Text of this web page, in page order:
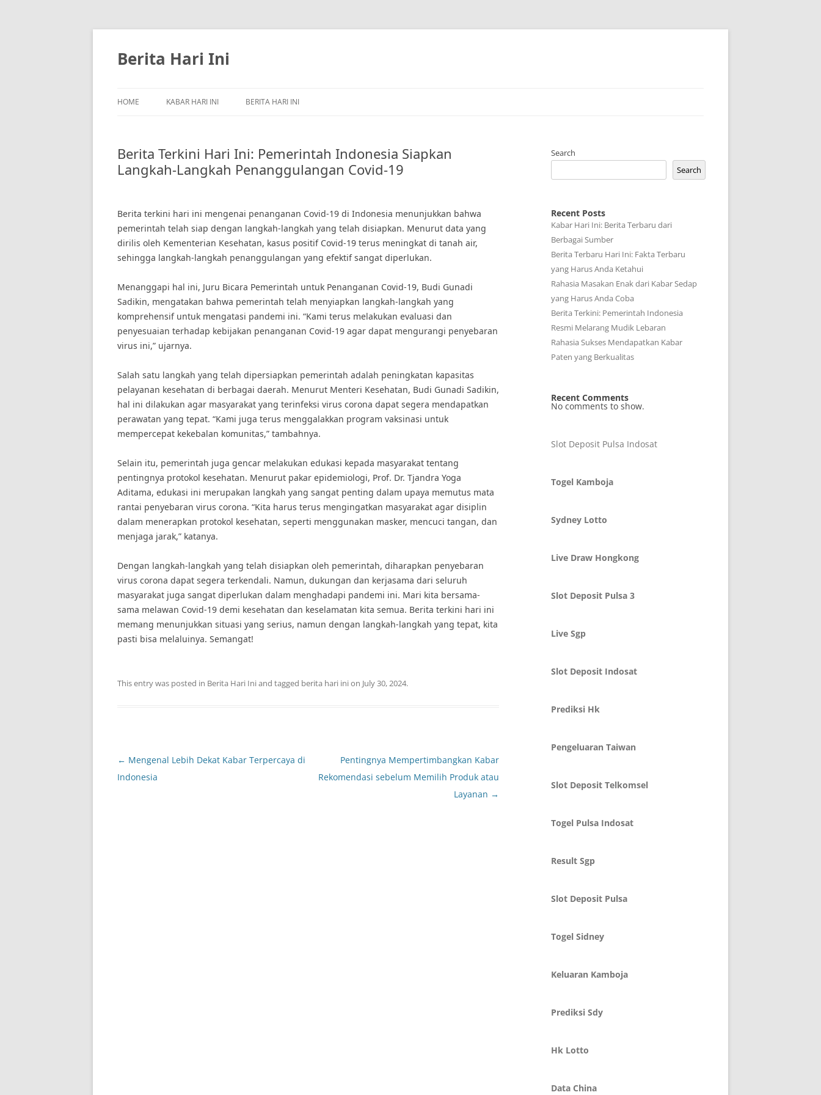
Skip
content
Berita Hari Ini
HOME KABAR HARI INI BERITA HARI INI
Berita Terkini Hari Ini: Pemerintah Indonesia Siapkan
Langkah-Langkah Penanggulangan Covid-19
Berita terkini hari ini mengenai penanganan Covid-19 di Indonesia menunjukkan bahwa
pemerintah telah siap dengan langkah-langkah yang telah disiapkan. Menurut data yang
dirilis oleh Kementerian Kesehatan, kasus positif Covid-19 terus meningkat di tanah air,
sehingga langkah-langkah penanggulangan yang efektif sangat diperlukan.
Menanggapi hal ini, Juru Bicara Pemerintah untuk Penanganan Covid-19, Budi Gunadi
Sadikin, mengatakan bahwa pemerintah telah menyiapkan langkah-langkah yang
komprehensif untuk mengatasi pandemi ini. “Kami terus melakukan evaluasi dan
penyesuaian terhadap kebijakan penanganan Covid-19 agar dapat mengurangi penyebaran
virus ini,” ujarnya.
Salah satu langkah yang telah dipersiapkan pemerintah adalah peningkatan kapasitas
pelayanan kesehatan di berbagai daerah. Menurut Menteri Kesehatan, Budi Gunadi Sadikin,
hal ini dilakukan agar masyarakat yang terinfeksi virus corona dapat segera mendapatkan
perawatan yang tepat. “Kami juga terus menggalakkan program vaksinasi untuk
mempercepat kekebalan komunitas,” tambahnya.
Selain itu, pemerintah juga gencar melakukan edukasi kepada masyarakat tentang
pentingnya protokol kesehatan. Menurut pakar epidemiologi, Prof. Dr. Tjandra Yoga
Aditama, edukasi ini merupakan langkah yang sangat penting dalam upaya memutus mata
rantai penyebaran virus corona. “Kita harus terus mengingatkan masyarakat agar disiplin
dalam menerapkan protokol kesehatan, seperti menggunakan masker, mencuci tangan, dan
menjaga jarak,” katanya.
Dengan langkah-langkah yang telah disiapkan oleh pemerintah, diharapkan penyebaran
virus corona dapat segera terkendali. Namun, dukungan dan kerjasama dari seluruh
masyarakat juga sangat diperlukan dalam menghadapi pandemi ini. Mari kita bersama-
sama melawan Covid-19 demi kesehatan dan keselamatan kita semua. Berita terkini hari ini
memang menunjukkan situasi yang serius, namun dengan langkah-langkah yang tepat, kita
pasti bisa melaluinya. Semangat!
This entry was posted in Berita Hari Iniand tagged berita hari inion July 30, 2024.
Post
navigation
← Mengenal Lebih Dekat Kabar Terpercaya di
Indonesia
Pentingnya Mempertimbangkan Kabar
Rekomendasi sebelum Memilih Produk atau
Layanan →
Search
Search
Recent Posts
Kabar Hari Ini: Berita Terbaru dari
Berbagai Sumber
Berita Terbaru Hari Ini: Fakta Terbaru
yang Harus Anda Ketahui
Rahasia Masakan Enak dari Kabar Sedap
yang Harus Anda Coba
Berita Terkini: Pemerintah Indonesia
Resmi Melarang Mudik Lebaran
Rahasia Sukses Mendapatkan Kabar
Paten yang Berkualitas
Recent Comments
No comments to show.
Slot Deposit Pulsa Indosat
Togel Kamboja
Sydney Lotto
Live Draw Hongkong
Slot Deposit Pulsa 3
Live Sgp
Slot Deposit Indosat
Prediksi Hk
Pengeluaran Taiwan
Slot Deposit Telkomsel
Togel Pulsa Indosat
Result Sgp
Slot Deposit Pulsa
Togel Sidney
Keluaran Kamboja
Prediksi Sdy
Hk Lotto
Data China